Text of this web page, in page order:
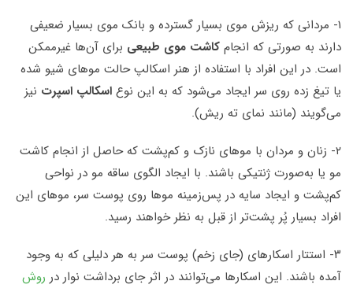
۱- مردانی که ریزش موی بسیار گسترده و بانک موی بسیار ضعیفی
دارند به صورتی که انجام کاشت موی طبیعی برای آن‌ها غیرممکن
است. در این افراد با استفاده از هنر اسکالپ حالت موهای شیو شده
یا تیغ زده روی سر ایجاد می‌شود که به این نوع اسکالپ اسپرت نیز
می‌گویند (مانند نمای ته ریش).
۲- زنان و مردان با موهای نازک و کم‌پشت که حاصل از انجام کاشت
مو یا به‌صورت ژنتیکی باشند. با ایجاد الگوی ساقه مو در نواحی
کم‌پشت و ایجاد سایه در پس‌زمینه موها روی پوست سر، موهای این
افراد بسیار پُر پشت‌تر از قبل به نظر خواهند رسید.
۳- استتار اسکارهای (جای زخم) پوست سر به هر دلیلی که به وجود
آمده باشند. این اسکارها می‌توانند در اثر جای برداشت نوار در روش